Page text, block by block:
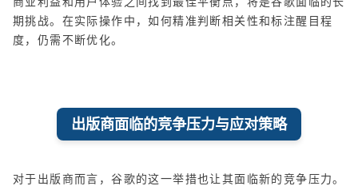
期挑战。在实际操作中，如何精准判断相关性和标注醒目程
度，仍需不断优化。
出版商面临的竞争压力与应对策略
对于出版商而言，谷歌的这一举措也让其面临新的竞争压力。